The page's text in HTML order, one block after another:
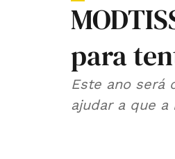
para
Este ano será
ajudar a que